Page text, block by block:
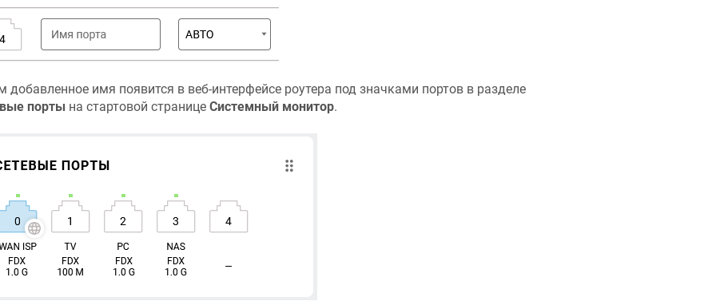
добавленное имя появится в веб-интерфейсе роутера под значками портов в разделе
порты на стартовой странице Системный монитор.